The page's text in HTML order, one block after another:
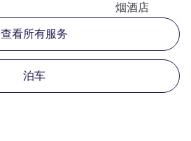
烟酒店
查看所有服务
泊车